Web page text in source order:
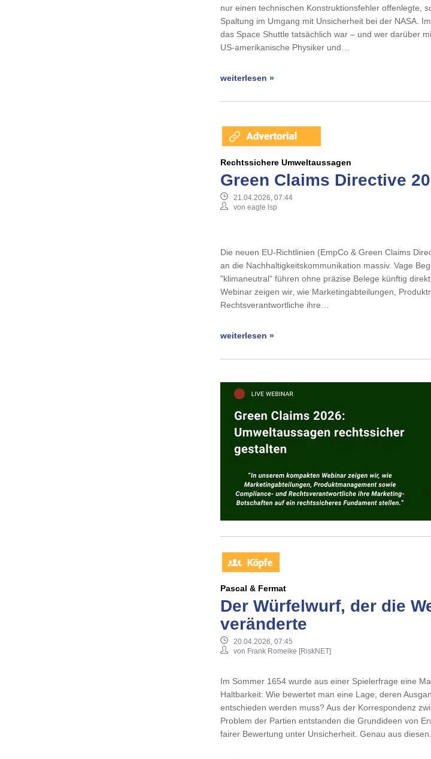
nur einen technischen Konstruktionsfehler offenlegte,
Spaltung im Umgang mit Unsicherheit bei der NASA.
das Space Shuttle tatsächlich war – und wer darüber
US-amerikanische Physiker und…
weiterlesen »
Rechtssichere Umweltaussagen
Green Claims Directive
21.04.2026, 07:44
von eagle lsp
Die neuen EU-Richtlinien (EmpCo & Green Claims
an die Nachhaltigkeitskommunikation massiv. Vage
"klimaneutral" führen ohne präzise Belege künftig
Webinar zeigen wir, wie Marketingabteilungen,
Rechtsverantwortliche ihre…
weiterlesen »
Pascal & Fermat
Der Würfelwurf, der die
veränderte
20.04.2026, 07:45
von Frank Romeike [RiskNET]
Im Sommer 1654 wurde aus einer Spielerfrage eine
Haltbarkeit: Wie bewertet man eine Lage, deren
entschieden werden muss? Aus der Korrespondenz
Problem der Partien entstanden die Grundideen von
fairer Bewertung unter Unsicherheit. Genau aus